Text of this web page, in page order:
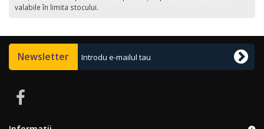
valabile în limita stocului.
Newsletter